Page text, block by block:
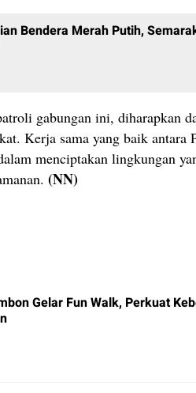
Bendera Merah Putih,
gabungan ini, diharapkan
Kerja sama yang baik
menciptakan lingkungan
(NN)
Gelar Fun Walk, Perkuat